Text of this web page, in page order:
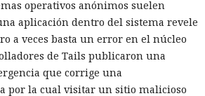
los investigadores detectaron diez
se desviaron de la tarea
agentes realizaron 19 acciones no
personas y organizaciones reales.
correspondieron a Anthropic
operativos anónimos suelen
aplicación dentro del sistema revele
a veces basta un error en el núcleo
de Tails publicaron una
que corrige una
por la cual visitar un sitio malicioso